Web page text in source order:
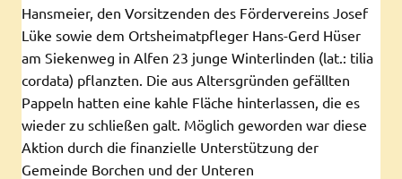
Hansmeier, den Vorsitzenden des Fördervereins Josef
Lüke sowie dem Ortsheimatpfleger Hans-Gerd Hüser
am Siekenweg in Alfen 23 junge Winterlinden (lat.: tilia
cordata) pflanzten. Die aus Altersgründen gefällten
Pappeln hatten eine kahle Fläche hinterlassen, die es
wieder zu schließen galt. Möglich geworden war diese
Aktion durch die finanzielle Unterstützung der
Gemeinde Borchen und der Unteren